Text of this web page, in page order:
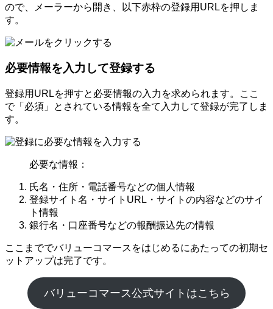
ので、メーラーから開き、以下赤枠の登録用URLを押しま
す。
必要情報を入力して登録する
登録用URLを押すと必要情報の入力を求められます。ここ
で「必須」とされている情報を全て入力して登録が完了しま
す。
必要な情報：
氏名・住所・電話番号などの個人情報
登録サイト名・サイトURL・サイトの内容などのサイ
ト情報
銀行名・口座番号などの報酬振込先の情報
ここまででバリューコマースをはじめるにあたっての初期セ
ットアップは完了です。
バリューコマース公式サイトはこちら